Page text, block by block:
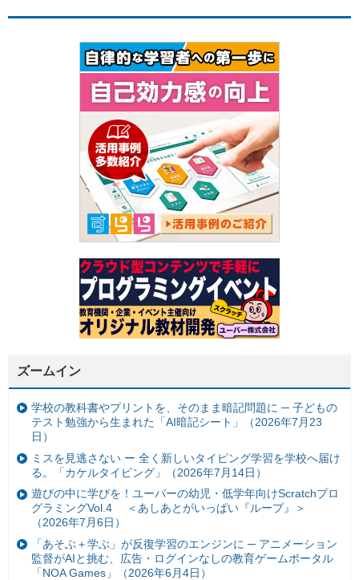
ズームイン
学校の教科書やプリントを、そのまま暗記問題に ─ 子どもの
テスト勉強から生まれた「AI暗記シート」（2026年7月23
日）
ミスを見逃さない ー 全く新しいタイピング学習を学校へ届け
る。「カケルタイピング」（2026年7月14日）
遊びの中に学びを！ユーバーの幼児・低学年向けScratchプロ
グラミングVol.4 ＜あしあとがいっぱい『ループ』＞
（2026年7月6日）
「あそぶ＋学ぶ」が反復学習のエンジンに ─ アニメーション
監督がAIと挑む、広告・ログインなしの教育ゲームポータル
「NOA Games」（2026年6月4日）